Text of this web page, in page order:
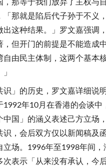
，那等于我们放弃了主权与
「那就是陷后代子孙于不义
出这种结果。」罗文嘉强调
，但开门的前提是不能造成
自由民主体制，这两个基本
识」的历史，罗文嘉详细说
1992年10月在香港的会谈中
中国」的涵义表述己方立场
识，会后双方仅以新闻稿及
立场。1996年至1998年间，
次表示「从来没有承认，今